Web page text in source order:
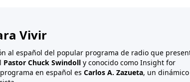
Vivir
al español del popular programa de radio que
Pastor Chuck Swindoll y conocido como Insight for
en español es Carlos A. Zazueta, un dinámico